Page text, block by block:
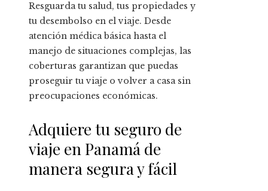
Resguarda tu salud, tus propiedades y
tu desembolso en el viaje. Desde
atención médica básica hasta el
manejo de situaciones complejas, las
coberturas garantizan que puedas
proseguir tu viaje o volver a casa sin
preocupaciones económicas.
Adquiere tu seguro de
viaje en Panamá de
manera segura y fácil